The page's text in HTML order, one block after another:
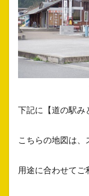
下記に【道の駅み
こちらの地図は、
用途に合わせてご